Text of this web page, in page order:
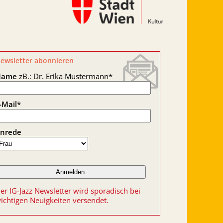
abonnieren
zB.: Dr. Erika Mustermann*
Mail*
IG-Jazz Newsletter wird sporadisch bei
Neuigkeiten versendet.